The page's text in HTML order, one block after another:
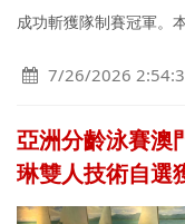
成功斬獲隊制賽冠軍。
7/26/2026
亞洲分齡泳賽澳
琳雙人技術自選